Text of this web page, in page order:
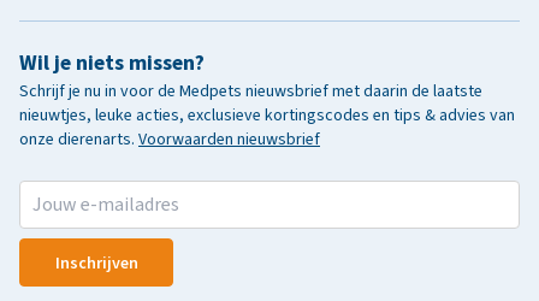
Wil je niets missen?
Schrijf je nu in voor de Medpets nieuwsbrief met daarin de laatste
nieuwtjes, leuke acties, exclusieve kortingscodes en tips & advies van
onze dierenarts. Voorwaarden nieuwsbrief
Inschrijven